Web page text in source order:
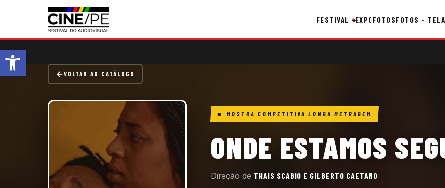
Abrir a barra de ferramentas
FESTIVAL EXPOFOTOSFOTOS – TELA
VOLTAR AO CATÁLOGO
MOSTRA COMPETITIVA LONGA METRAGEM
ONDE ESTAMOS
Direção de THAIS SCABIO E GILBERTO CAETANO